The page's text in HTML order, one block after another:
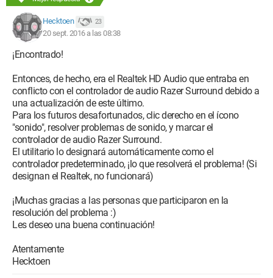
Hecktoen 23
20 sept. 2016 a las 08:38
¡Encontrado!
Entonces, de hecho, era el Realtek HD Audio que entraba en
conflicto con el controlador de audio Razer Surround debido a
una actualización de este último.
Para los futuros desafortunados, clic derecho en el ícono
"sonido", resolver problemas de sonido, y marcar el
controlador de audio Razer Surround.
El utilitario lo designará automáticamente como el
controlador predeterminado, ¡lo que resolverá el problema! (Si
designan el Realtek, no funcionará)
¡Muchas gracias a las personas que participaron en la
resolución del problema :)
Les deseo una buena continuación!
Atentamente
Hecktoen